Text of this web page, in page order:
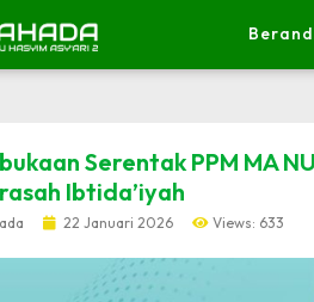
Serentak PPM MA
Ibtida’iyah
22 Januari 2026 Views: 633